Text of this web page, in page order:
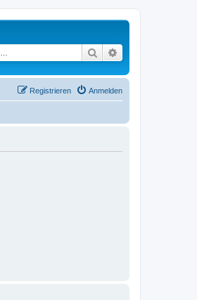
Suche
Anmelden
Registrieren